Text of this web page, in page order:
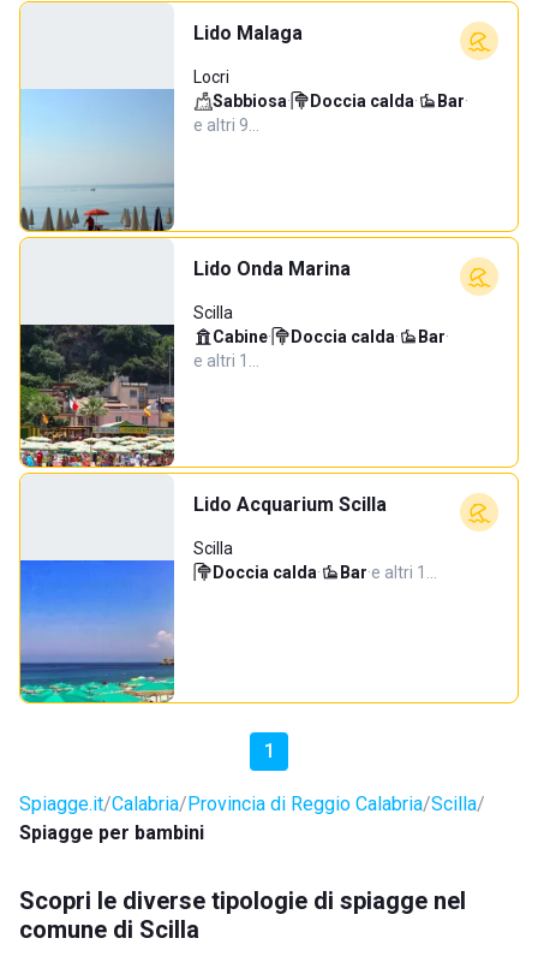
Lido Malaga
Locri
Sabbiosa· Doccia calda· Bar·
e altri 9…
Lido Onda Marina
Scilla
Cabine· Doccia calda· Bar·
e altri 1…
Lido Acquarium Scilla
Scilla
Doccia calda· Bar·e altri 1…
1
Spiagge.it Calabria Provincia di Reggio Calabria Scilla
Spiagge per bambini
Scopri le diverse tipologie di spiagge nel
comune di Scilla